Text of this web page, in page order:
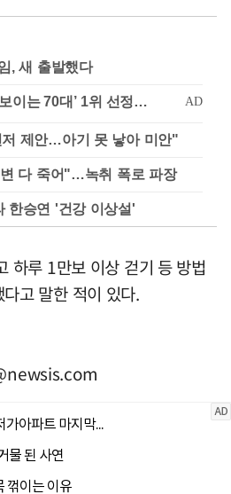
, 새 출발했다
제안…아기 못 낳아 미안"
다 죽어"…녹취 폭로 파장
승연 '건강 이상설'
하루 1만보 이상 걷기 등 방법
고 말한 적이 있다.